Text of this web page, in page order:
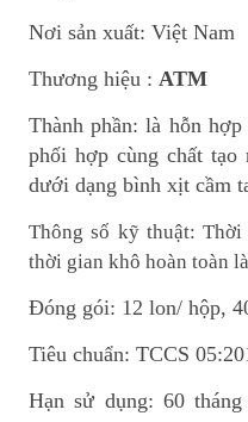
Nơi sản xuất: Việt Nam
Thương hiệu : ATM
Thành phần: là hỗn
phối hợp cùng chất tạo
dưới dạng bình xịt cầm
Thông số kỹ thuật:
thời gian khô hoàn toàn
Đóng gói: 12 lon/ hộp,
Tiêu chuẩn: TCCS
Hạn sử dụng: 60